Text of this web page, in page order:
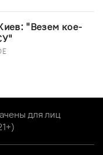
"Везем кое-
для лиц